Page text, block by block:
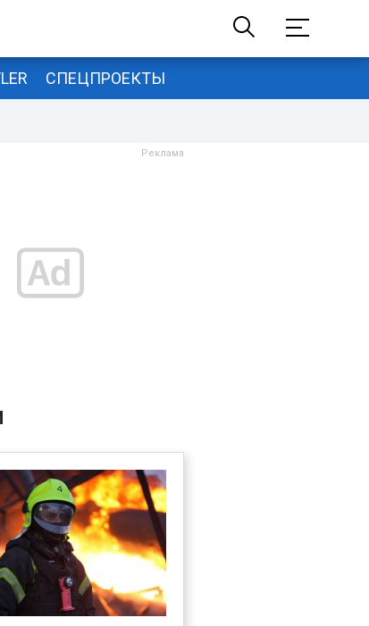
СПЕЦПРОЕКТЫ